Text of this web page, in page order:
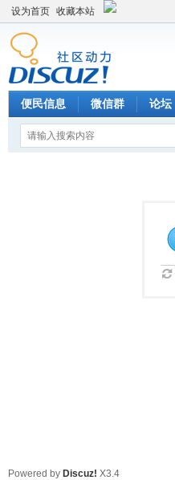
设为首页 收藏本站
便民信息 微信群 论坛
Powered by Discuz! X3.4